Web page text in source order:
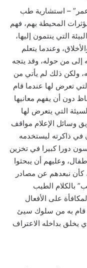
عمر” – استشارية طب
المحيطة بهم، فهم
التي ينتمون إليها،
وعندما يتعلم
إلى من حوله، وقد يتجه
ولكن ذلك لم يأتي من
تعرض لها عندما قام
دون أن يفهم معانيها
التي يتعرض لها
وسائل الإعلام مواقف
في ذاكرته ليستخدمه
دورا كبيرا في تخزين
وعليهم أن يبحثوا
كأن نبعدهم عن مصادر
بالكلام الطيب
على الأفعال
قام به من سلوك سيئ
يخلق بداخله الاعتراف